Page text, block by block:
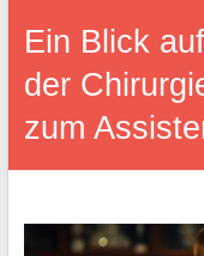
Ein Blick
der
zum